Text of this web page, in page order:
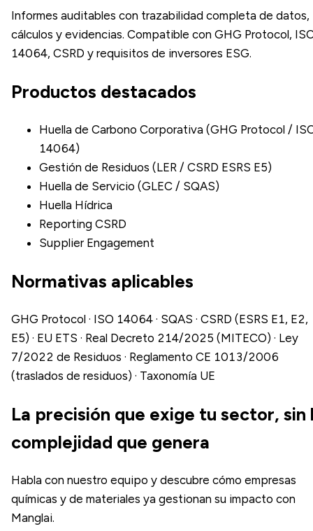
Informes auditables con trazabilidad completa de datos,
cálculos y evidencias. Compatible con GHG Protocol,
14064, CSRD y requisitos de inversores ESG.
Productos destacados
Huella de Carbono Corporativa (GHG Protocol /
14064)
Gestión de Residuos (LER / CSRD ESRS E5)
Huella de Servicio (GLEC / SQAS)
Huella Hídrica
Reporting CSRD
Supplier Engagement
Normativas aplicables
GHG Protocol · ISO 14064 · SQAS · CSRD (ESRS E1, E2,
E5) · EU ETS · Real Decreto 214/2025 (MITECO) · Ley
7/2022 de Residuos · Reglamento CE 1013/2006
(traslados de residuos) · Taxonomía UE
La precisión que exige tu sector, sin
complejidad que genera
Habla con nuestro equipo y descubre cómo empresas
químicas y de materiales ya gestionan su impacto con
Manglai.